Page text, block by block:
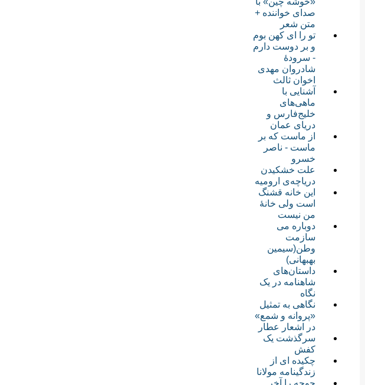
صدای خواننده +
متن شعر
تو را ای کهن بوم
و بر دوست دارم
- سرودهٔ
شادروان مهدی
اخوان ثالث
آشنایی با
ماهی‌های
خلیج‌فارس و
دریای عمان
از ماست که بر
ماست - ناصر
خسرو
علت خشکیدن
دریاچه‌ی ارومیه
این خانه قشنگ
است ولی خانۀ
من نیست
دوباره می
سازمت
وطن(سیمین
بهبهانی)
داستان‌های
شاهنامه در یک
نگاه
نگاهی به تمثیل
«پروانه و شمع»
در اشعار عطار
سرگذشت یک
کفش
چکیده ای از
زندگینامه مولانا
جوجه را آخر